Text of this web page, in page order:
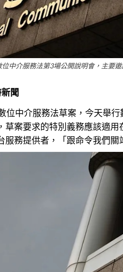
中介服務法第3場公開說明會，主要
聞
位中介服務法草案，今天舉
草案要求的特別義務應該適
服務提供者，「跟命令我們關